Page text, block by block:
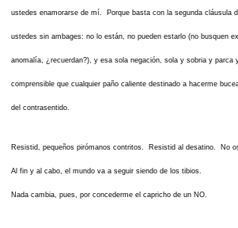
ustedes enamorarse de mí. Porque basta con la segunda cláusula
ustedes sin ambages: no lo están, no pueden estarlo (no busquen
anomalía, ¿recuerdan?), y esa sola negación, sola y sobria y parca
comprensible que cualquier paño caliente destinado a hacerme
del contrasentido.
Resistid, pequeños pirómanos contritos. Resistid al desatino. No
Al fin y al cabo, el mundo va a seguir siendo de los tibios.
Nada cambia, pues, por concederme el capricho de un NO.